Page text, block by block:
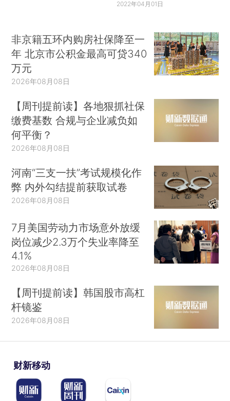
2022年04月01日
非京籍五环内购房社保降至一
年 北京市公积金最高可贷340
万元
2026年08月08日
【周刊提前读】各地狠抓社保
缴费基数 合规与企业减负如
何平衡？
2026年08月08日
河南“三支一扶”考试规模化作
弊 内外勾结提前获取试卷
2026年08月08日
7月美国劳动力市场意外放缓
岗位减少2.3万个失业率降至
4.1%
2026年08月08日
【周刊提前读】韩国股市高杠
杆镜鉴
2026年08月08日
财新移动